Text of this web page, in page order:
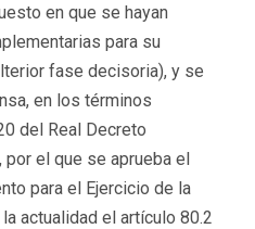
en que se hayan
para su
fase decisoria), y se
en los términos
del Real Decreto
el que se aprueba el
para el Ejercicio de la
actualidad el artículo 80.2